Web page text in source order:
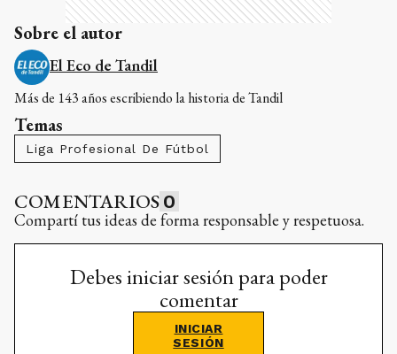
Sobre el autor
El Eco de Tandil
Más de 143 años escribiendo la historia de Tandil
Temas
Liga Profesional De Fútbol
COMENTARIOS 0
Compartí tus ideas de forma responsable y respetuosa.
Debes iniciar sesión para poder
comentar
INICIAR
SESIÓN